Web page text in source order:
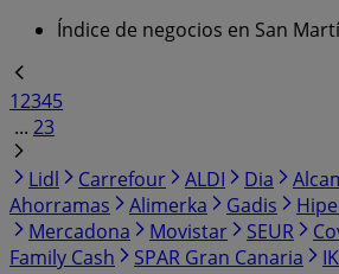
Índice de negocios en San
12345
... 23
Lidl
Carrefour ALDI Dia
Ahorramas
Alimerka Gadis
Mercadona
Movistar SEUR
Family Cash
SPAR Gran Canaria